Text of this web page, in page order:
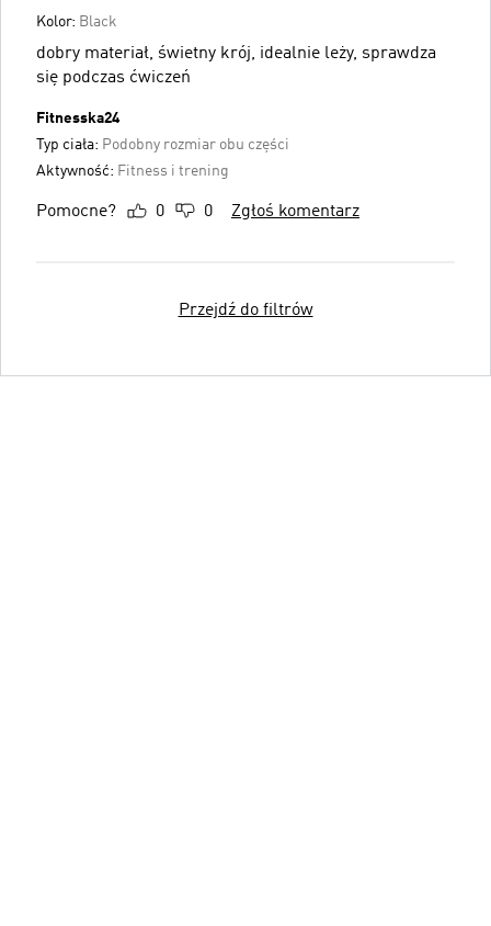
Kolor: Black
dobry materiał, świetny krój, idealnie leży, sprawdza
się podczas ćwiczeń
Fitnesska24
Typ ciała: Podobny rozmiar obu części
Aktywność: Fitness i trening
Pomocne? 0 0 Zgłoś komentarz
Przejdź do filtrów